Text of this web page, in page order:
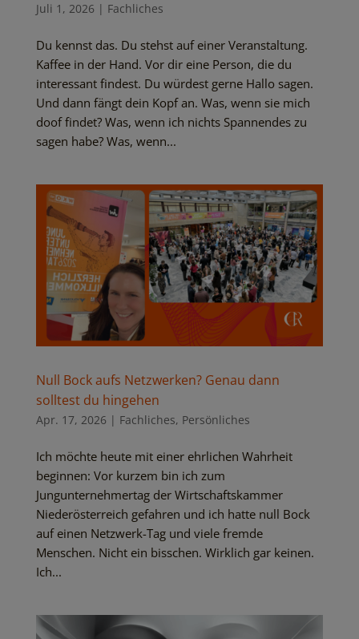
Juli 1, 2026 | Fachliches
Du kennst das. Du stehst auf einer Veranstaltung.
Kaffee in der Hand. Vor dir eine Person, die du
interessant findest. Du würdest gerne Hallo sagen.
Und dann fängt dein Kopf an. Was, wenn sie mich
doof findet? Was, wenn ich nichts Spannendes zu
sagen habe? Was, wenn...
Null Bock aufs Netzwerken? Genau dann
solltest du hingehen
Apr. 17, 2026 | Fachliches, Persönliches
Ich möchte heute mit einer ehrlichen Wahrheit
beginnen: Vor kurzem bin ich zum
Jungunternehmertag der Wirtschaftskammer
Niederösterreich gefahren und ich hatte null Bock
auf einen Netzwerk-Tag und viele fremde
Menschen. Nicht ein bisschen. Wirklich gar keinen.
Ich...